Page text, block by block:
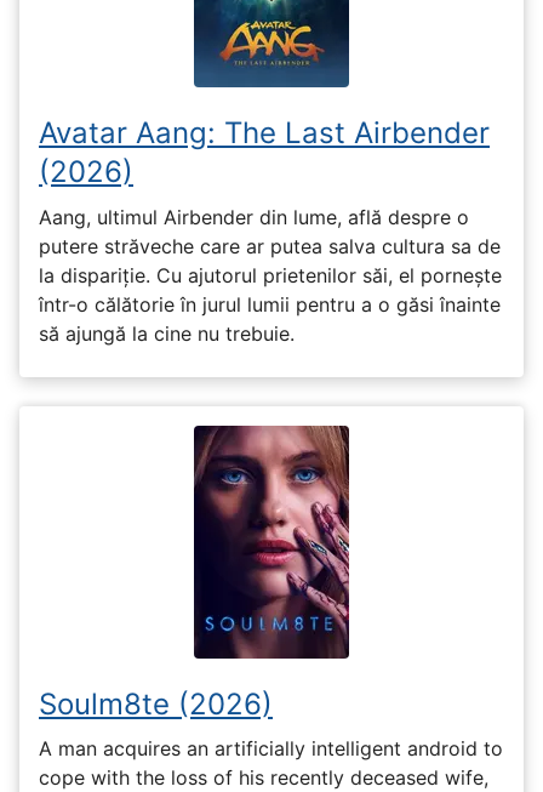
Avatar Aang: The Last Airbender
(2026)
Aang, ultimul Airbender din lume, află despre o
putere străveche care ar putea salva cultura sa de
la dispariție. Cu ajutorul prietenilor săi, el pornește
într-o călătorie în jurul lumii pentru a o găsi înainte
să ajungă la cine nu trebuie.
Soulm8te (2026)
A man acquires an artificially intelligent android to
cope with the loss of his recently deceased wife,